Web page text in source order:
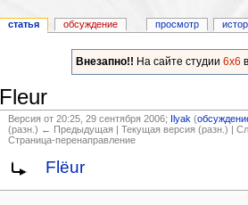
Внезапно!! На сайте студии 6x6
Fleur
Версия от 20:25, 29 сентября 2006; Ilyak (
(разн.) ← Предыдущая | Текущая версия (разн.) |
Страница-перенаправление
Flëur
статья обсуждение просмотр